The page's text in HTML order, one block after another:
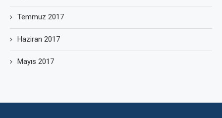
Temmuz 2017
Haziran 2017
Mayıs 2017